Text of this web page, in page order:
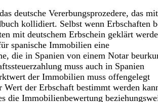
deutsche Vererbungsprozedere, das
kollidiert. Selbst wenn Erbschaften
mit deutschem Erbschein geklärt
spanische Immobilien eine
die in Spanien von einem Notar
muss auch in Spanien
der Immobilien muss offengelegt
Wert der Erbschaft bestimmt werden
die Immobilienbewertung